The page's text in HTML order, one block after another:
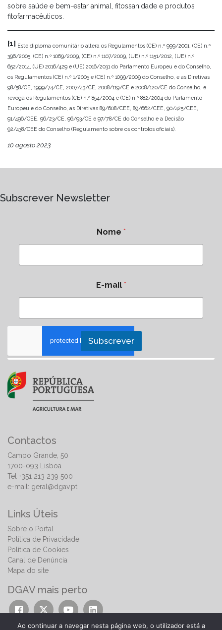
sobre saúde e bem-estar animal, fitossanidade e produtos
fitofarmacêuticos.
[1] Este diploma comunitário altera os Regulamentos (CE) n.º 999/2001, (CE) n.º
396/2005, (CE) n.º 1069/2009, (CE) n.º 1107/2009, (UE) n.º 1151/2012, (UE) n.º
652/2014, (UE) 2016/429 e (UE) 2016/2031 do Parlamento Europeu e do Conselho,
os Regulamentos (CE) n.º 1/2005 e (CE) n.º 1099/2009 do Conselho, e as Diretivas
98/58/CE, 1999/74/CE, 2007/43/CE, 2008/119/CE e 2008/120/CE do Conselho, e
revoga os Regulamentos (CE) n.º 854/2004 e (CE) n.º 882/2004 do Parlamento
Europeu e do Conselho, as Diretivas 89/608/CEE, 89/662/CEE, 90/425/CEE,
91/496/CEE, 96/23/CE, 96/93/CE e 97/78/CE do Conselho e a Decisão
92/438/CEE do Conselho (Regulamento sobre os controlos oficiais).
10 agosto 2023
Subscrever Newsletter
Nome *
E-mail *
Subscrever
Contactos
Campo Grande, 50
1700-093 Lisboa
Tel +351 213 239 500
e-mail: geral@dgav.pt
Links Úteis
Sobre o Portal
Política de Privacidade
Política de Cookies
Canal de Denúncia
Mapa do site
DGAV mais perto
Ao continuar a navegar nesta página web, o utilizador está a